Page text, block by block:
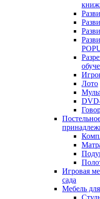
Лото
Игровая
сада
Мебель для